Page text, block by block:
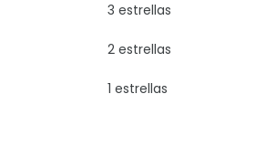
3 estrellas
2 estrellas
1 estrellas